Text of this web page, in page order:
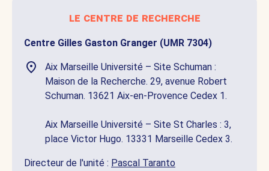
le centre de recherche
Centre Gilles Gaston Granger (UMR 7304)
Aix Marseille Université – Site Schuman :
Maison de la Recherche. 29, avenue Robert
Schuman. 13621 Aix-en-Provence Cedex 1.
Aix Marseille Université – Site St Charles : 3,
place Victor Hugo. 13331 Marseille Cedex 3.
Directeur de l'unité : Pascal Taranto